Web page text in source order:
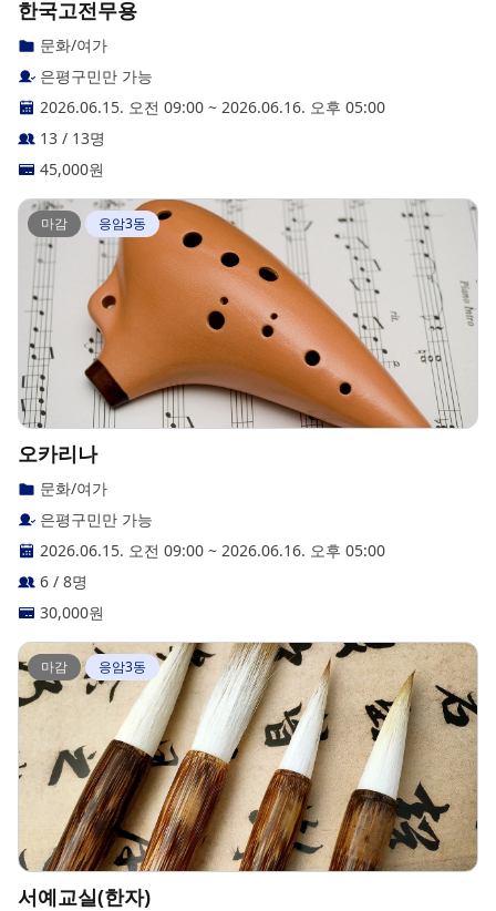
한국고전무용
문화/여가
은평구민만 가능
2026.06.15. 오전 09:00 ~ 2026.06.16. 오후 05:00
13 / 13명
45,000원
마감 응암3동
오카리나
문화/여가
은평구민만 가능
2026.06.15. 오전 09:00 ~ 2026.06.16. 오후 05:00
6 / 8명
30,000원
마감 응암3동
서예교실(한자)